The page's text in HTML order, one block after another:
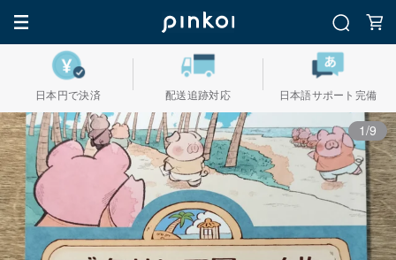
日本円で決済 配送追跡対応 日本語サポート完備
1/9